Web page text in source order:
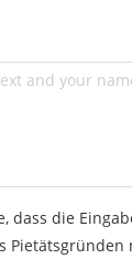
dass die
Pietätsgründen